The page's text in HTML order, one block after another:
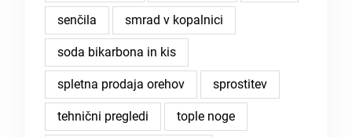
senčila smrad v kopalnici
soda bikarbona in kis
spletna prodaja orehov sprostitev
tehnični pregledi tople noge